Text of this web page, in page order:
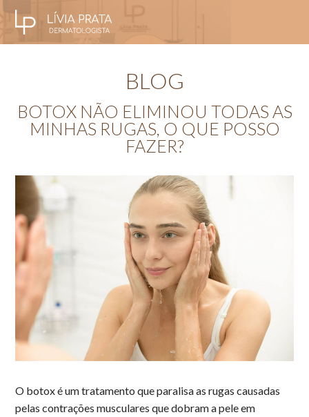
BLOG
BOTOX NÃO ELIMINOU TODAS AS
MINHAS RUGAS, O QUE POSSO
FAZER?
O botox é um tratamento que paralisa as rugas causadas
pelas contrações musculares que dobram a pele em